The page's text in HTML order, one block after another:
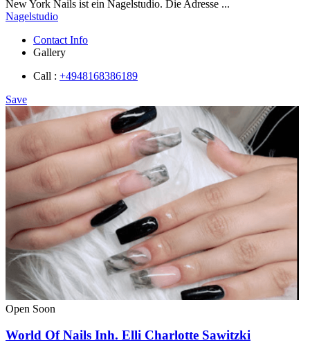
New York Nails ist ein Nagelstudio. Die Adresse ...
Nagelstudio
Contact Info
Gallery
Call : +4948168386189
Save
Open Soon
World Of Nails Inh. Elli Charlotte Sawitzki